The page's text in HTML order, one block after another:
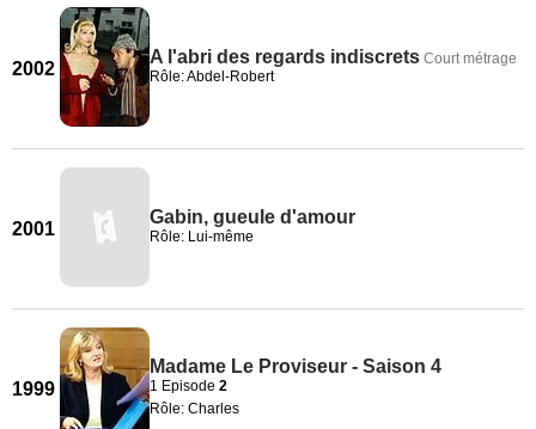
2002
A l'abri des regards indiscrets Court métrage
Rôle: Abdel-Robert
2001
Gabin, gueule d'amour
Rôle: Lui-même
1999
Madame Le Proviseur - Saison 4
1 Episode 2
Rôle: Charles